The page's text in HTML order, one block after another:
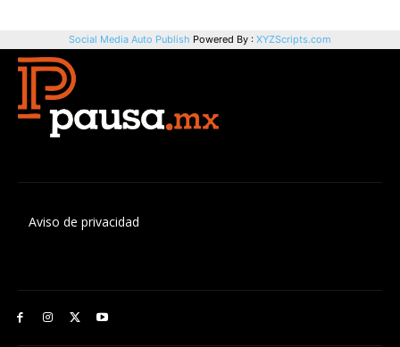
Aviso de privacidad